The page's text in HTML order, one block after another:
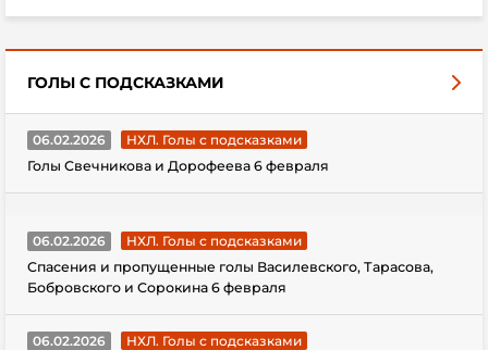
ГОЛЫ С ПОДСКАЗКАМИ
06.02.2026
НХЛ. Голы с подсказками
Голы Свечникова и Дорофеева 6 февраля
06.02.2026
НХЛ. Голы с подсказками
Спасения и пропущенные голы Василевского, Тарасова,
Бобровского и Сорокина 6 февраля
06.02.2026
НХЛ. Голы с подсказками